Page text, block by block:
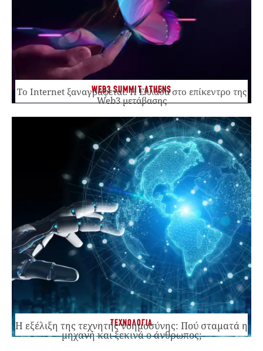
WEB3 SUMMIT ATHENS
Το Internet ξαναγράφεται. Η Ελλάδα στο επίκεντρο της
Web3 μετάβασης
ΤΕΧΝΟΛΟΓΙΑ
Η εξέλιξη της τεχνητής νοημοσύνης: Πού σταματά η
μηχανή και ξεκινά ο άνθρωπος;